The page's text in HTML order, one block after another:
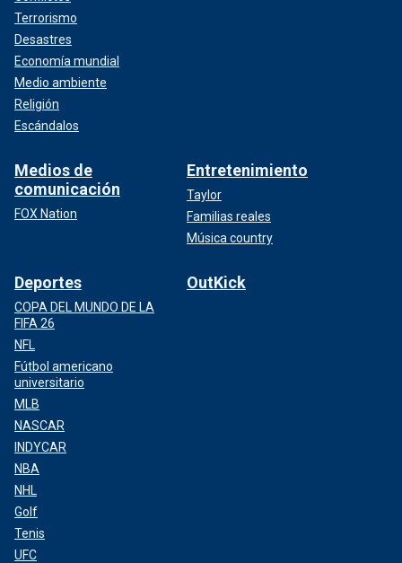
Terrorismo
Desastres
Economía mundial
Medio ambiente
Religión
Escándalos
Medios de
comunicación
FOX Nation
Entretenimiento
Taylor
Familias reales
Música country
Deportes
COPA DEL MUNDO DE LA
FIFA 26
NFL
Fútbol americano
universitario
MLB
NASCAR
INDYCAR
NBA
NHL
Golf
Tenis
UFC
OutKick